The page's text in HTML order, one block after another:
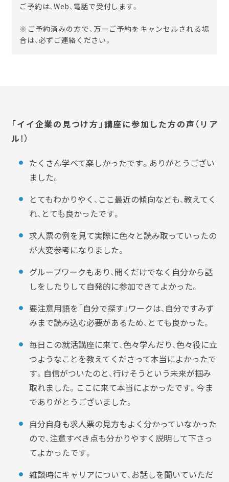
ご予約は、Web、電話で受付します。
※ご予約済みの方で、万一ご予約をキャンセルされる場
合は、必ずご連絡ください。
「イイ企業の見つけ方」講座に参加した方の声（リア
ル！）
たくさん学べて楽しかったです。ありがとうござい
ました。
とてもわかりやく、ここ最近の傾向なども、教えてく
れ、とても良かったです。
求人票の例を見て実際に色々と読み取っていったの
が大変参考になりました。
グループワークもあり、聞くだけでなく自分から話
しをしたりして自発的に参加できてよかった。
要注意用語を「自分で探す」ワークは、自分ですみず
みまで読み込む必要があるため、とても良かった。
毎日この就活講座に来て、色々学んだり、色々役に立
つようなことを教えてくださって本当によかったで
す。 自信がついたのと、行けそうという未来が掴み
取れました。ここに来て本当によかったです。今ま
でありがとうございました。
自分自身も求人票の見方もよく分かっていなかった
ので、注意すべき点も分かりやすく説明して下さっ
てよかったです。
雑談時にキャリアについて、お話しを聞いていただ